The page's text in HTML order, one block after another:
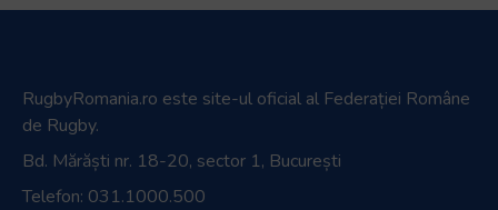
RugbyRomania.ro este site-ul oficial al Federației Române
de Rugby.
Bd. Mărăști nr. 18-20, sector 1, București
Telefon: 031.1000.500